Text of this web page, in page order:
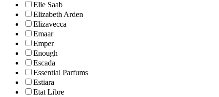
Elie Saab
Elizabeth Arden
Elizavecca
Emaar
Emper
Enough
Escada
Essential Parfums
Estiara
Etat Libre